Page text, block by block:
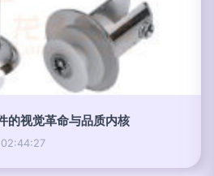
的视觉革命与品质内核